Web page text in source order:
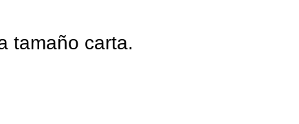
tamaño carta.